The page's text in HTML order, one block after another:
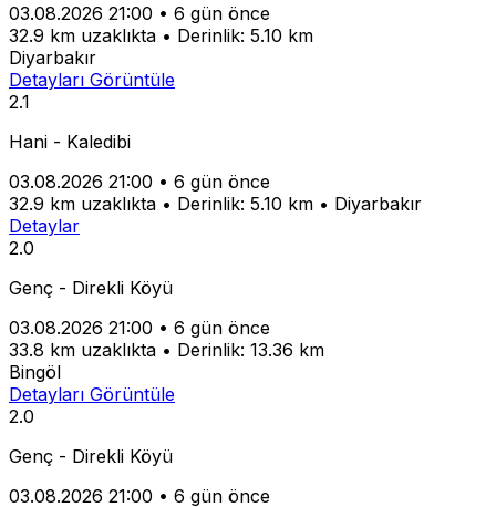
03.08.2026 21:00 • 6 gün önce
32.9 km uzaklıkta • Derinlik: 5.10 km
Diyarbakır
Detayları Görüntüle
2.1
Hani - Kaledibi
03.08.2026 21:00 • 6 gün önce
32.9 km uzaklıkta • Derinlik: 5.10 km • Diyarbakır
Detaylar
2.0
Genç - Direkli Köyü
03.08.2026 21:00 • 6 gün önce
33.8 km uzaklıkta • Derinlik: 13.36 km
Bingöl
Detayları Görüntüle
2.0
Genç - Direkli Köyü
03.08.2026 21:00 • 6 gün önce